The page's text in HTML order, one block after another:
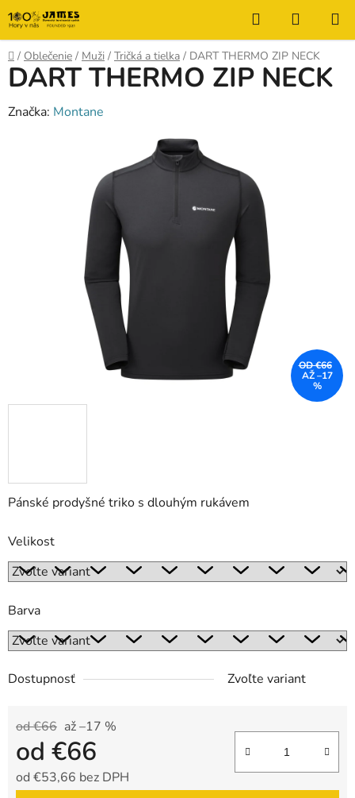
Prejsť
na
obsah
Hľadať
KOŠÍK
Domov
/ Oblečenie / Muži / Tričká a tielka / DART THERMO ZIP NECK
Pánské prodyšné triko s dlouhým rukávem
Velikost
Barva
Dostupnosť Zvoľte variant
od €66 až –17 %
od €66
od €53,66 bez DPH
DART THERMO ZIP NECK
Značka: Montane
OD €66
AŽ –17
%